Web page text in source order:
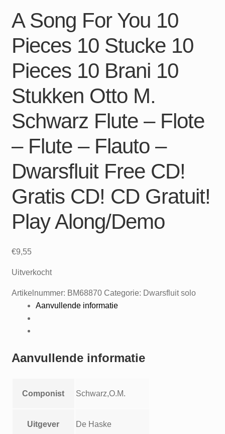
A Song For You 10
Pieces 10 Stucke 10
Pieces 10 Brani 10
Stukken Otto M.
Schwarz Flute – Flote
– Flute – Flauto –
Dwarsfluit Free CD!
Gratis CD! CD Gratuit!
Play Along/Demo
€9,55
Uitverkocht
Artikelnummer: BM68870 Categorie: Dwarsfluit solo
Aanvullende informatie
Aanvullende informatie
Componist Schwarz,O.M.
Uitgever De Haske